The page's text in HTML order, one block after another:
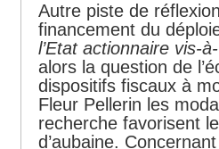
Autre piste de
financement du
l’Etat actionnaire vis-
alors la question de
dispositifs fiscaux à
Fleur Pellerin les
recherche favorisent
d’aubaine.